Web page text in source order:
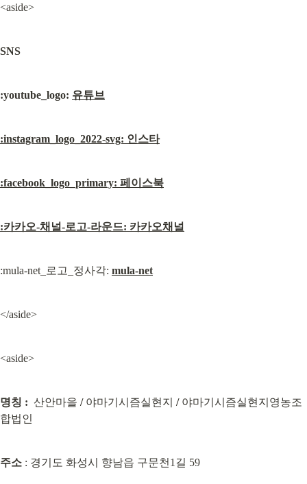
<aside>
SNS
:youtube_logo: 유튜브
:instagram_logo_2022-svg: 인스타
:facebook_logo_primary: 페이스북
:카카오-채널-로고-라운드: 카카오채널
:mula-net_로고_정사각: mula-net
</aside>
<aside>
명칭 :
  산안마을
/ 야마기시즘실현지 / 야마기시즘실현지영농조
합법인
주소 : 경기도 화성시 향남읍 구문천1길 59